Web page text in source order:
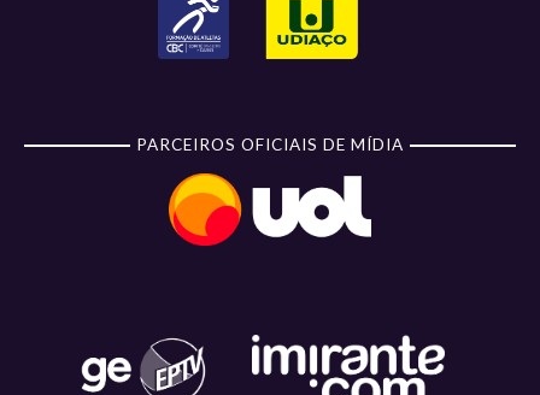
PARCEIROS OFICIAIS DE MÍDIA